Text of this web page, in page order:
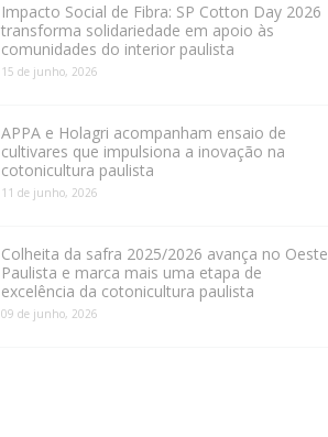
Impacto Social de Fibra: SP Cotton Day 2026
transforma solidariedade em apoio às
comunidades do interior paulista
15 de junho, 2026
APPA e Holagri acompanham ensaio de
cultivares que impulsiona a inovação na
cotonicultura paulista
11 de junho, 2026
Colheita da safra 2025/2026 avança no Oeste
Paulista e marca mais uma etapa de
excelência da cotonicultura paulista
09 de junho, 2026